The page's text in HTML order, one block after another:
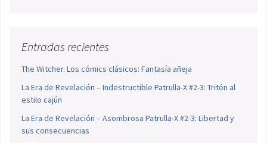
Entradas recientes
The Witcher. Los cómics clásicos: Fantasía añeja
La Era de Revelación – Indestructible Patrulla-X #2-3: Tritón al
estilo cajún
La Era de Revelación – Asombrosa Patrulla-X #2-3: Libertad y
sus consecuencias